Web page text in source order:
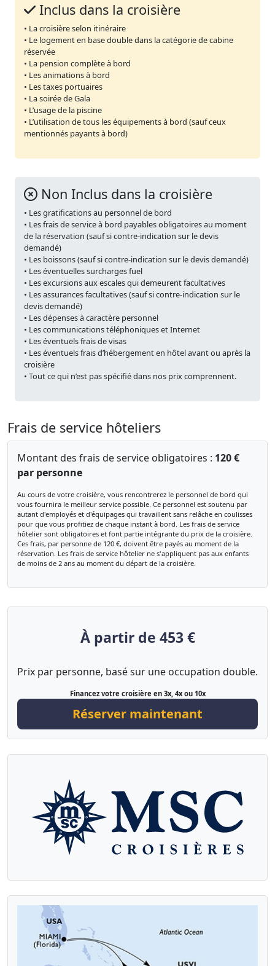
Inclus dans la croisière
• La croisière selon itinéraire
• Le logement en base double dans la catégorie de cabine
réservée
• La pension complète à bord
• Les animations à bord
• Les taxes portuaires
• La soirée de Gala
• L’usage de la piscine
• L’utilisation de tous les équipements à bord (sauf ceux
mentionnés payants à bord)
Non Inclus dans la croisière
• Les gratifications au personnel de bord
• Les frais de service à bord payables obligatoires au moment
de la réservation (sauf si contre-indication sur le devis
demandé)
• Les boissons (sauf si contre-indication sur le devis demandé)
• Les éventuelles surcharges fuel
• Les excursions aux escales qui demeurent facultatives
• Les assurances facultatives (sauf si contre-indication sur le
devis demandé)
• Les dépenses à caractère personnel
• Les communications téléphoniques et Internet
• Les éventuels frais de visas
• Les éventuels frais d’hébergement en hôtel avant ou après la
croisière
• Tout ce qui n’est pas spécifié dans nos prix comprennent.
Frais de service hôteliers
Montant des frais de service obligatoires : 120 €
par personne
Au cours de votre croisière, vous rencontrerez le personnel de bord qui
vous fournira le meilleur service possible. Ce personnel est soutenu par
autant d'employés et d'équipages qui travaillent sans relâche en coulisses
pour que vous profitiez de chaque instant à bord. Les frais de service
hôtelier sont obligatoires et font partie intégrante du prix de la croisière.
Ces frais, par personne de 120 €, doivent être payés au moment de la
réservation. Les frais de service hôtelier ne s'appliquent pas aux enfants
de moins de 2 ans au moment du départ de la croisière.
À partir de 453 €
Prix par personne, basé sur une occupation double.
Financez votre croisière en 3x, 4x ou 10x
Réserver maintenant